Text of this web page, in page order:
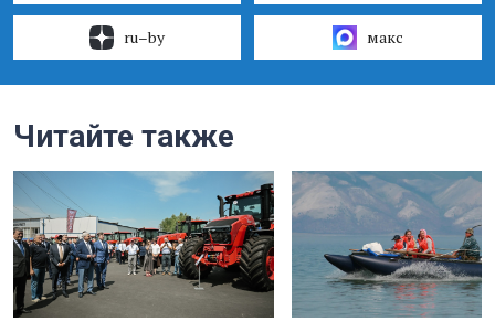
ru–by макс
Читайте также